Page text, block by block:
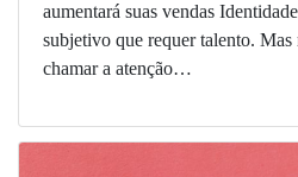
aumentará suas vendas
subjetivo que requer talento.
chamar a atenção…